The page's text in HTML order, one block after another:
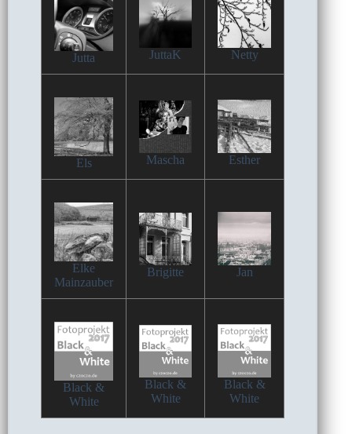
Jutta JuttaK Netty
Els Mascha Esther
Elke
Mainzauber
Brigitte Jan
Black &
White
Black &
White
Black &
White